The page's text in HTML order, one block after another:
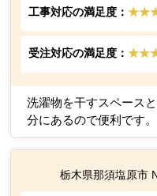
工事対応の満足度：
受注対応の満足度：
洗濯物を干すスペース
分にあるので便利です。
栃木県那須塩原市